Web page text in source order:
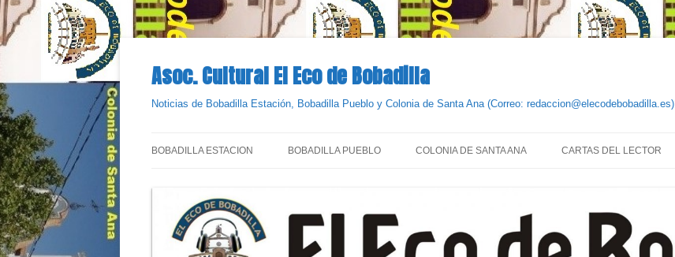
contenido
Asoc. Cultural El Eco de Bobadilla
Noticias de Bobadilla Estación, Bobadilla Pueblo y Colonia de Santa Ana (Correo: redaccion@elecodebobadilla.es)
BOBADILLA ESTACION BOBADILLA PUEBLO COLONIA DE SANTA ANA CARTAS DEL LECTOR